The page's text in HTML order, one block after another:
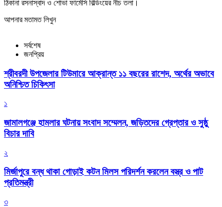
ঠিকানা রসনাস্বাদ ও শোভা ফার্মেসি বিল্ডিংয়ের নীচ তলা।
আপনার মতামত লিখুন
সর্বশেষ
জনপ্রিয়
শ্রীবরদী উপজেলার টিউমারে আক্রান্ত ১১ বছরের রাশেদ, অর্থের অভাবে
অনিশ্চিত চিকিৎসা
১
জামালগঞ্জে হামলার ঘটনায় সংবাদ সম্মেলন, জড়িতদের গ্রেপ্তার ও সুষ্ঠু
বিচার দাবি
২
মির্জাপুরে বন্ধ থাকা গোড়াই কটন মিলস পরিদর্শন করলেন বস্ত্র ও পাট
প্রতিমন্ত্রী
৩